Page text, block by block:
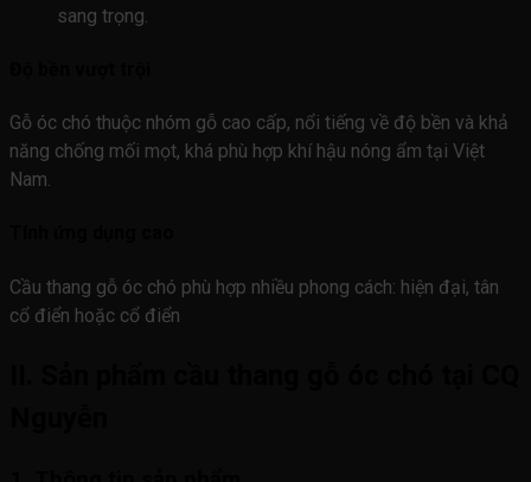
sang trọng.
Gỗ óc chó thuộc nhóm gỗ cao cấp, nổi tiếng về độ bền và khả
năng chống mối mọt, khá phù hợp khí hậu nóng ẩm tại Việt
Nam.
Cầu thang gỗ óc chó phù hợp nhiều phong cách: hiện đại, tân
cổ điển hoặc cổ điển